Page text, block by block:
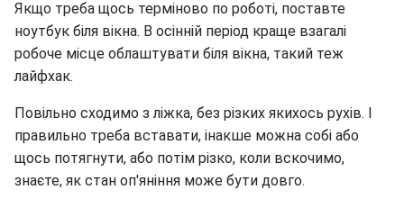
Якщо треба щось терміново по роботі, поставте
ноутбук біля вікна. В осінній період краще взагалі
робоче місце облаштувати біля вікна, такий теж
лайфхак.
Повільно сходимо з ліжка, без різких якихось рухів. І
правильно треба вставати, інакше можна собі або
щось потягнути, або потім різко, коли вскочимо,
знаєте, як стан оп'яніння може бути довго.